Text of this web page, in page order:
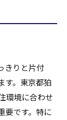
きりと片付
す。東京都狛
環境に合わせ
要です。特に